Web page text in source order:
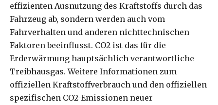
effizienten Ausnutzung des Kraftstoffs durch das
Fahrzeug ab, sondern werden auch vom
Fahrverhalten und anderen nichttechnischen
Faktoren beeinflusst. CO2 ist das für die
Erderwärmung hauptsächlich verantwortliche
Treibhausgas. Weitere Informationen zum
offiziellen Kraftstoffverbrauch und den offiziellen
spezifischen CO2-Emissionen neuer